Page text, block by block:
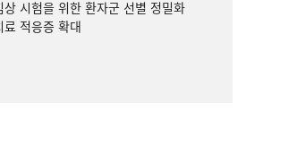
상 시험을 위한 환자군 선별 정밀화
료 적응증 확대